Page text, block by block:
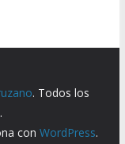
. Todos los
conWordPress.